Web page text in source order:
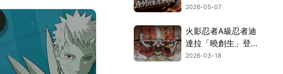
渦鳴人・自來也活動
2026-05-07
火影忍者A級忍者迪
達拉「曉創生」登
場！遊戲順暢遊玩秘
2026-03-18